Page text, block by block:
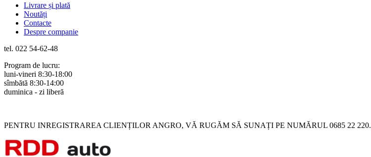
Livrare și plată
Noutăți
Contacte
Despre companie
tel. 022 54-62-48
Program de lucru:
luni-vineri 8:30-18:00
sîmbătă 8:30-14:00
duminica - zi liberă
PENTRU INREGISTRAREA CLIENȚILOR ANGRO, VĂ RUGĂM SĂ SUNAȚI PE NUMĂRUL 0685 22 220.